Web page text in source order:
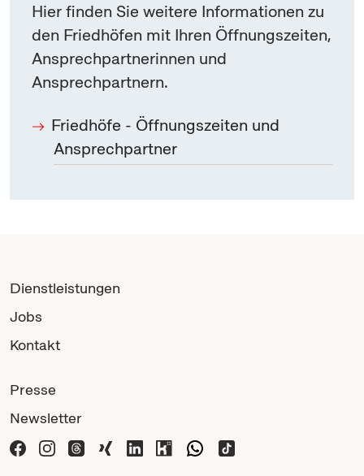
Hier finden Sie weitere Informationen zu
den Friedhöfen mit Ihren Öffnungszeiten,
Ansprechpartnerinnen und
Ansprechpartnern.
Friedhöfe - Öffnungszeiten und
Ansprechpartner
Dienstleistungen
Jobs
Kontakt
Presse
Newsletter